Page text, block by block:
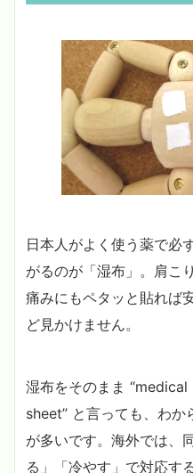
日本人がよく使う薬で必
がるのが「湿布」。肩
痛みにもペタッと貼れば
ど見かけません。
湿布をそのまま
sheet” と言っても、わか
が多いです。海外では、
る」「冷やす」で対応す